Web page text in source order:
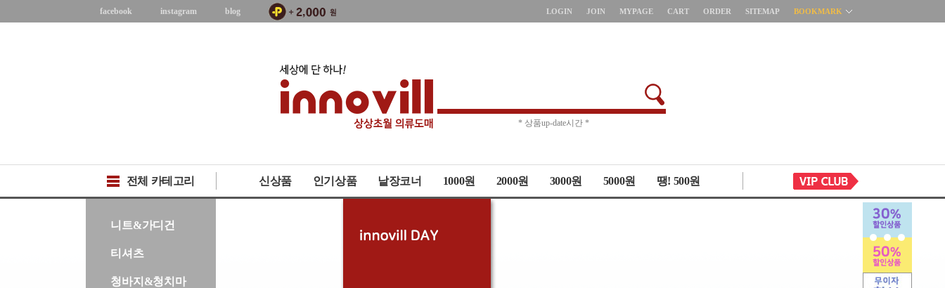
facebook instagram blog LOGIN JOIN MYPAGE CART ORDER SITEMAP BOOKMARK
* 주문취소 제한 *
전체 카테고리 신상품 인기상품 낱장코너 1000원 2000원 3000원 5000원 땡! 500원
니트&가디건
티셔츠
청바지&청치마